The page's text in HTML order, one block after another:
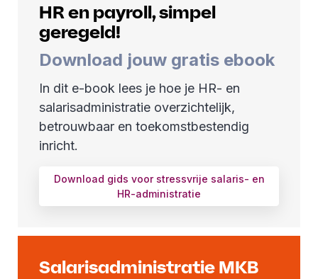
HR en payroll, simpel
geregeld!
Download jouw gratis ebook
In dit e-book lees je hoe je HR- en
salarisadministratie overzichtelijk,
betrouwbaar en toekomstbestendig
inricht.
Download gids voor stressvrije salaris- en
HR-administratie
Salarisadministratie MKB